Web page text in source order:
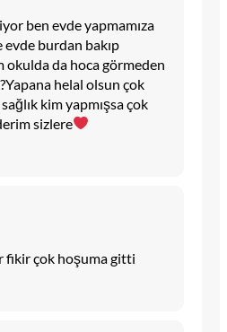
ben evde yapmamıza
burdan bakıp
okulda da hoca görmeden
helal olsun çok
kim yapmışsa çok
sizlere
fikir çok hoşuma gitti